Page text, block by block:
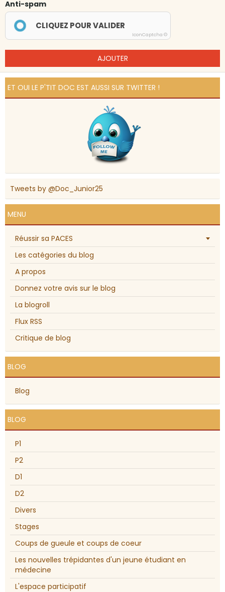
Anti-spam
CLIQUEZ POUR VALIDER
IconCaptcha ©
AJOUTER
ET OUI LE P'TIT DOC EST AUSSI SUR TWITTER !
Tweets by @Doc_Junior25
MENU
Réussir sa PACES
Les catégories du blog
A propos
Donnez votre avis sur le blog
La blogroll
Flux RSS
Critique de blog
BLOG
Blog
BLOG
P1
P2
D1
D2
Divers
Stages
Coups de gueule et coups de coeur
Les nouvelles trépidantes d'un jeune étudiant en
médecine
L'espace participatif